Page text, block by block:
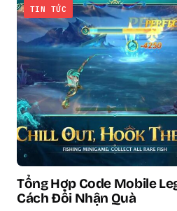
TIN TỨC
Tổng Hợp Code Mobile
Cách Đổi Nhận Quà